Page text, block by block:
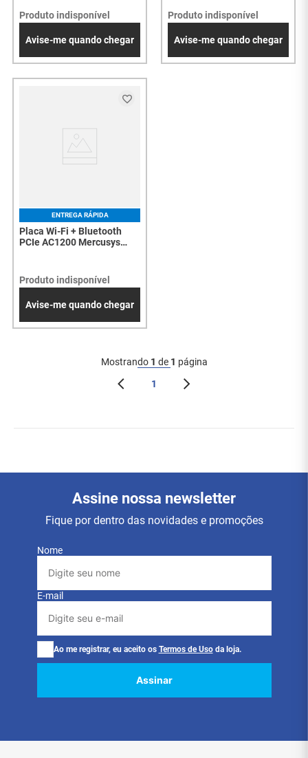
Produto indisponível
Avise-me quando chegar
Produto indisponível
Avise-me quando chegar
ENTREGA RÁPIDA
Placa Wi-Fi + Bluetooth
PCIe AC1200 Mercusys
WPA3 - 8201
Produto indisponível
Avise-me quando chegar
Mostrando 1 de 1 página
1
Assine nossa newsletter
Fique por dentro das novidades e promoções
Nome
E-mail
Ao me registrar, eu aceito os Termos de Uso da loja.
Assinar